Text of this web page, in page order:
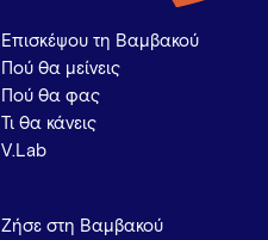
Επισκέψου τη Βαμβακού
Πού θα μείνεις
Πού θα φας
Τι θα κάνεις
V.Lab
Ζήσε στη Βαμβακού